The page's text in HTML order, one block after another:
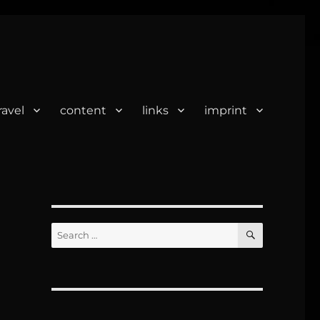
content links imprint
Search
for:
SEARCH